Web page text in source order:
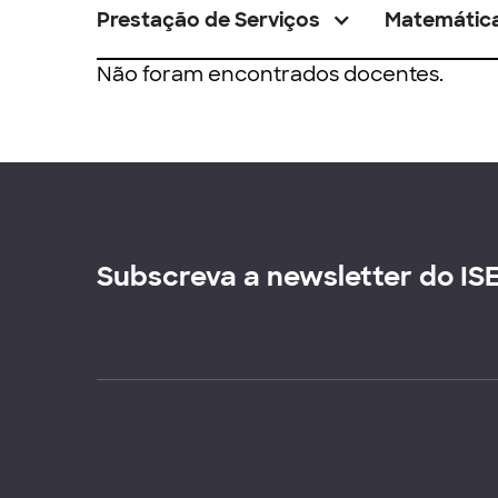
Prestação de Serviços
Não foram encontrados docentes.
Subscreva a newsletter do